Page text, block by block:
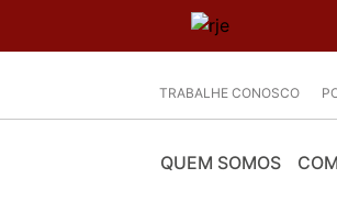
TRABALHE CONOSCO
QUEM SOMOS